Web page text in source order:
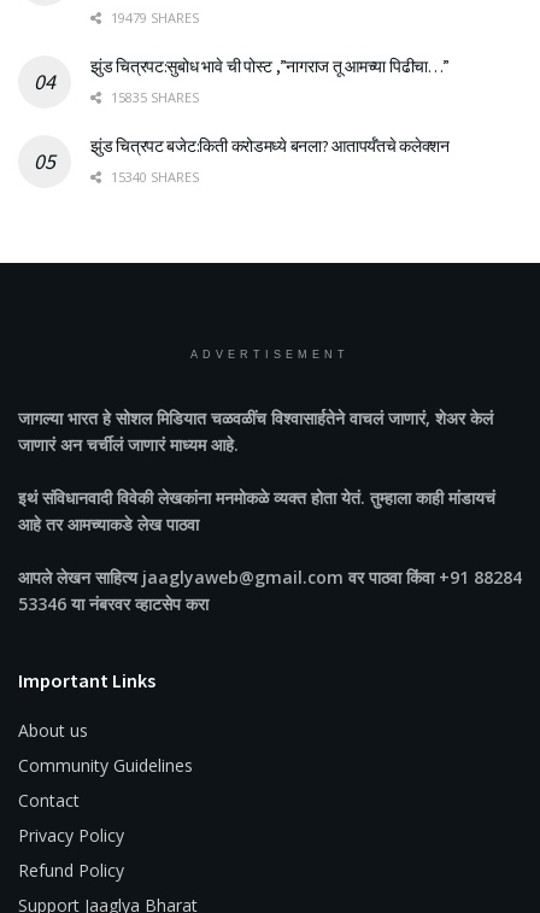
19479 SHARES
झुंड चित्रपट:सुबोध भावे ची पोस्ट ,”नागराज तू आमच्या पिढीचा…”
15835 SHARES
झुंड चित्रपट बजेट:किती करोडमध्ये बनला? आतापर्यँतचे कलेक्शन
15340 SHARES
ADVERTISEMENT
जागल्या भारतहे सोशल मिडियात चळवळींच विश्वासार्हतेने वाचलं जाणारं, शेअर केलं
जाणारं अन चर्चीलं जाणारं माध्यम आहे.
इथं संविधानवादी विवेकी लेखकांना मनमोकळे व्यक्त होता येतं. तुम्हाला काही मांडायचं
आहे तर आमच्याकडे लेख पाठवा
आपले लेखन साहित्य jaaglyaweb@gmail.com वर पाठवा किंवा +91 88284
53346 या नंबरवर व्हाटसेप करा
Important Links
About us
Community Guidelines
Contact
Privacy Policy
Refund Policy
Support Jaaglya Bharat